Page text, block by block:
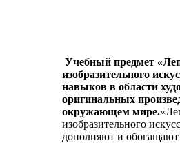
Учебный предмет
изобразительного
навыков в области
оригинальных
окружающем мире.
изобразительного
дополняют и обогащают